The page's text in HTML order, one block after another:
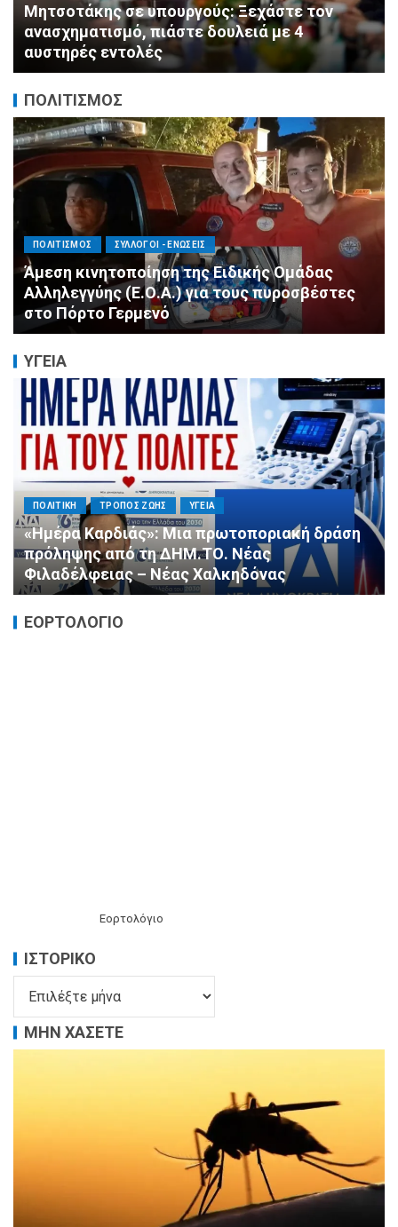
Μητσοτάκης σε υπουργούς: Ξεχάστε τον
ανασχηματισμό, πιάστε δουλειά με 4
αυστηρές εντολές
ΠΟΛΙΤΙΣΜΟΣ
ΠΟΛΙΤΙΣΜΟΣ ΣΥΛΛΟΓΟΙ - ΕΝΩΣΕΙΣ
Άμεση κινητοποίηση της Ειδικής Ομάδας
Αλληλεγγύης (Ε.Ο.Α.) για τους πυροσβέστες
στο Πόρτο Γερμενό
ΥΓΕΙΑ
ΠΟΛΙΤΙΚΗ ΤΡΟΠΟΣ ΖΩΗΣ ΥΓΕΙΑ
«Ημέρα Καρδιάς»: Μια πρωτοποριακή δράση
πρόληψης από τη ΔΗΜ.ΤΟ. Νέας
Φιλαδέλφειας – Νέας Χαλκηδόνας
ΕΟΡΤΟΛΟΓΙΟ
Εορτολόγιο
ΙΣΤΟΡΙΚΌ
ΜΗΝ ΧΑΣΕΤΕ